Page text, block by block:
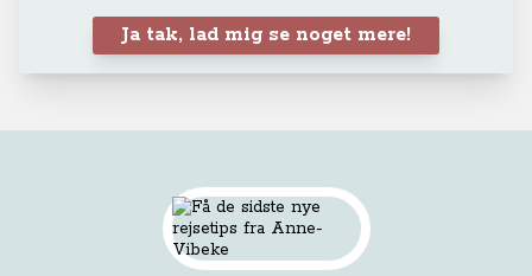
Ja tak, lad mig se noget mere!